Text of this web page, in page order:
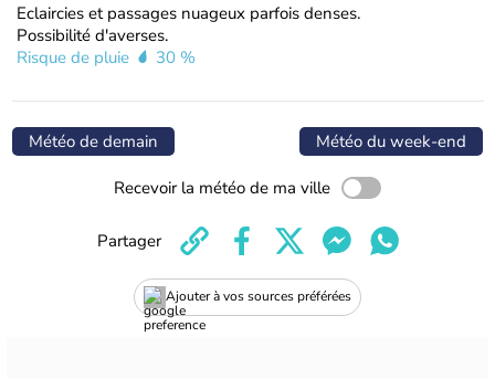
Eclaircies et passages nuageux parfois denses.
Possibilité d'averses.
Risque de pluie
30 %
Météo de demain Météo du week-end
Recevoir la météo de ma ville
Ajouter à vos sources préférées
Partager